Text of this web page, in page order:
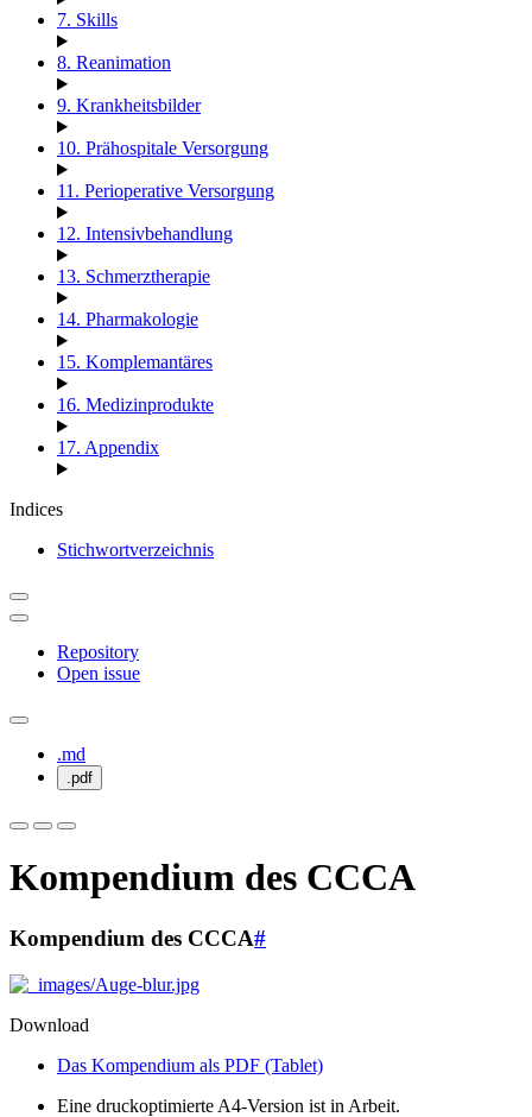
7. Skills
8. Reanimation
9. Krankheitsbilder
10. Prähospitale Versorgung
11. Perioperative Versorgung
12. Intensivbehandlung
13. Schmerztherapie
14. Pharmakologie
15. Komplemantäres
16. Medizinprodukte
17. Appendix
Indices
Stichwortverzeichnis
Repository
Open issue
.md
.pdf
Kompendium des CCCA
Kompendium des CCCA#
Download
Das Kompendium als PDF (Tablet)
Eine druckoptimierte A4-Version ist in Arbeit.